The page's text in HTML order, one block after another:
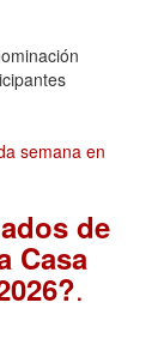
de
Casa
.